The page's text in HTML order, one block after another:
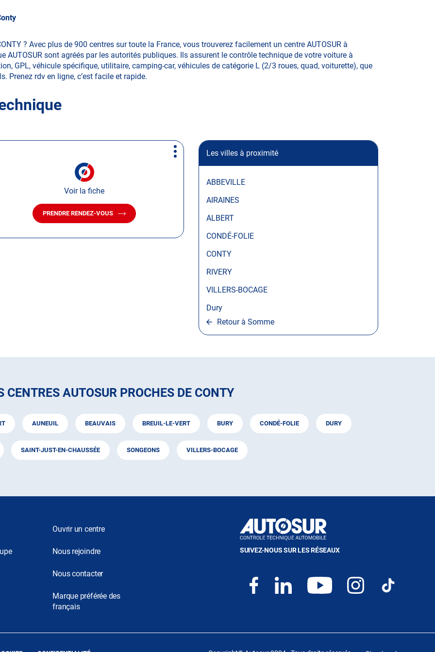
? Avec plus de 900 centres sur toute la France, vous trouverez facilement un centre AUTOSUR à
AUTOSUR sont agréés par les autorités publiques. Ils assurent le contrôle technique de votre voiture à
GPL, véhicule spécifique, utilitaire, camping-car, véhicules de catégorie L (2/3 roues, quad, voiturette), que
Prenez rdv en ligne, c’est facile et rapide.
Les villes à proximité
ABBEVILLE
AIRAINES
ALBERT
CONDÉ-FOLIE
CONTY
RIVERY
VILLERS-BOCAGE
Dury
Retour à Somme
Voir la fiche
PRENDRE RENDEZ-VOUS
AVEC
LE
Plus
d'options
CENTRES AUTOSUR PROCHES DE CONTY
AUNEUIL BEAUVAIS BREUIL-LE-VERT BURY CONDÉ-FOLIE DURY
SAINT-JUST-EN-CHAUSSÉE SONGEONS VILLERS-BOCAGE
Ouvrir un centre
Nous rejoindre
Nous contacter
Marque préférée des
français
SUIVEZ-NOUS SUR LES RÉSEAUX